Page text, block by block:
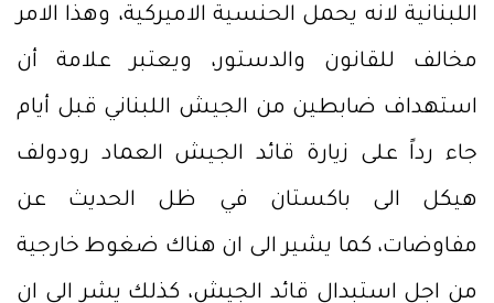
اللبنانية لانه يحمل الحنسية الاميركية، وهذا الامر
مخالف للقانون والدستور، ويعتبر علامة أن
استهداف ضابطين من الجيش اللبناني قبل أيام
جاء رداً على زيارة قائد الجيش العماد رودولف
هيكل الى باكستان في ظل الحديث عن
مفاوضات، كما يشير الى ان هناك ضغوط خارجية
من اجل استبدال قائد الجيش، كذلك يشر الى ان